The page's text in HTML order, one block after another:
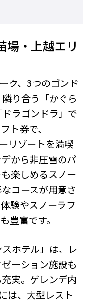
場・上越エリ
ク、3つのゴンド
り合う「かぐら
ラゴンドラ」で
ト券で、
リゾートを満喫
から非圧雪のパ
楽しめるスノー
コースが用意さ
験やスノーラフ
豊富です。
ホテル」は、レ
ーション施設も
実。ゲレンデ内
は、大型レスト